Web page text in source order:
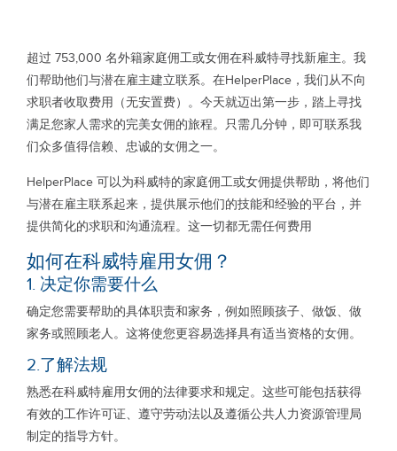
超过 753,000 名外籍家庭佣工或女佣在科威特寻找新雇主。我
们帮助他们与潜在雇主建立联系。在HelperPlace，我们从不向
求职者收取费用（无安置费）。今天就迈出第一步，踏上寻找
满足您家人需求的完美女佣的旅程。只需几分钟，即可联系我
们众多值得信赖、忠诚的女佣之一。
HelperPlace 可以为科威特的家庭佣工或女佣提供帮助，将他们
与潜在雇主联系起来，提供展示他们的技能和经验的平台，并
提供简化的求职和沟通流程。这一切都无需任何费用
如何在科威特雇用女佣？
1. 决定你需要什么
确定您需要帮助的具体职责和家务，例如照顾孩子、做饭、做
家务或照顾老人。这将使您更容易选择具有适当资格的女佣。
2.了解法规
熟悉在科威特雇用女佣的法律要求和规定。这些可能包括获得
有效的工作许可证、遵守劳动法以及遵循公共人力资源管理局
制定的指导方针。